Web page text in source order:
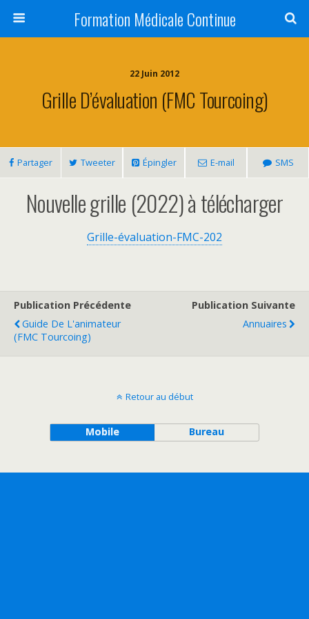
Formation Médicale Continue
22 Juin 2012
Grille D’évaluation (FMC Tourcoing)
Partager Tweeter Épingler E-mail SMS
Nouvelle grille (2022) à télécharger
Grille-évaluation-FMC-202
Publication Précédente
Guide De L'animateur
(FMC Tourcoing)
Publication Suivante
Annuaires
Retour au début
Mobile Bureau